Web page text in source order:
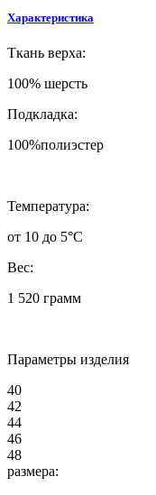
Характеристика
Ткань верха:
100% шерсть
Подкладка:
100%полиэстер
Температура:
от 10 до 5°C
Вес:
1 520 грамм
Параметры изделия
40
42
44
46
48
размера: